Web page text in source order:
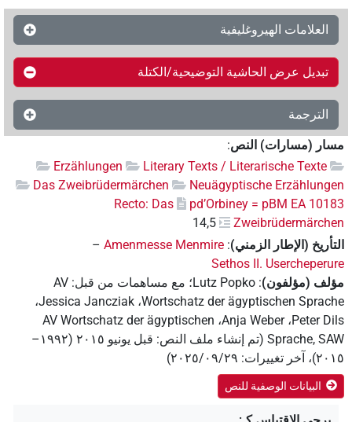
الهيروغليفية
عرض الحاشية التوضيحية/الكتلة
(مسارات) النص
Literary Texts / Literarische
Erzählungen
Neuägyptische
Das Zweibrüdermärchen
pd’Orbiney = pBM EA
Recto: Das
14,5
(الإطار الزمني) :
Amenmesse Menmire
–
Sethos II.
(مؤلفون):
Lutz Popko ؛مع مساهمات من قبل:
AV
Wortschatz der ägyptischen،Jessica Jancziak،
Peter،Anja Weber ،AV Wortschatz der ägyptischen
Sprache,
(تم إنشاء ملف النص :
قبل يونيو ۲۰۱٥ (۱۹۹۲–
،آخر تغييرات:٢٠٢٥/٠٩/٢٩)
البيانات الوصفية للنص